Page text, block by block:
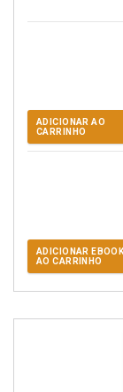
ADICIONAR AO
CARRINHO
ADICIONAR EBOOK
AO CARRINHO